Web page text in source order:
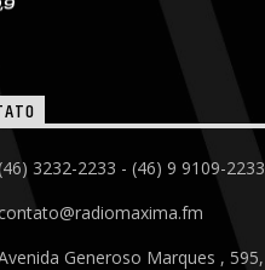
3232-2233 - (46) 9 9109-2233
Generoso Marques , 595,